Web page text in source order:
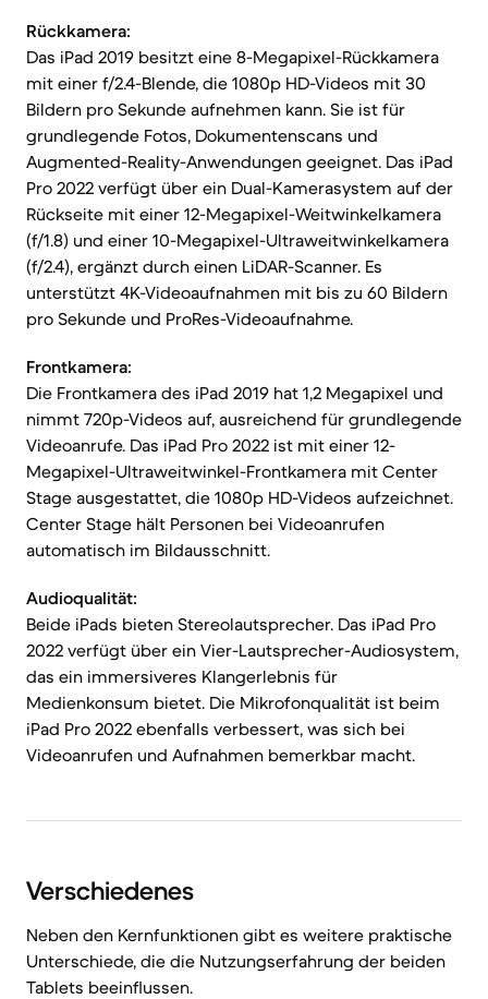
Rückkamera:
Das iPad 2019 besitzt eine 8-Megapixel-Rückkamera
mit einer f/2.4-Blende, die 1080p HD-Videos mit 30
Bildern pro Sekunde aufnehmen kann. Sie ist für
grundlegende Fotos, Dokumentenscans und
Augmented-Reality-Anwendungen geeignet. Das iPad
Pro 2022 verfügt über ein Dual-Kamerasystem auf der
Rückseite mit einer 12-Megapixel-Weitwinkelkamera
(f/1.8) und einer 10-Megapixel-Ultraweitwinkelkamera
(f/2.4), ergänzt durch einen LiDAR-Scanner. Es
unterstützt 4K-Videoaufnahmen mit bis zu 60 Bildern
pro Sekunde und ProRes-Videoaufnahme.
Frontkamera:
Die Frontkamera des iPad 2019 hat 1,2 Megapixel und
nimmt 720p-Videos auf, ausreichend für grundlegende
Videoanrufe. Das iPad Pro 2022 ist mit einer 12-
Megapixel-Ultraweitwinkel-Frontkamera mit Center
Stage ausgestattet, die 1080p HD-Videos aufzeichnet.
Center Stage hält Personen bei Videoanrufen
automatisch im Bildausschnitt.
Audioqualität:
Beide iPads bieten Stereolautsprecher. Das iPad Pro
2022 verfügt über ein Vier-Lautsprecher-Audiosystem,
das ein immersiveres Klangerlebnis für
Medienkonsum bietet. Die Mikrofonqualität ist beim
iPad Pro 2022 ebenfalls verbessert, was sich bei
Videoanrufen und Aufnahmen bemerkbar macht.
Verschiedenes
Neben den Kernfunktionen gibt es weitere praktische
Unterschiede, die die Nutzungserfahrung der beiden
Tablets beeinflussen.